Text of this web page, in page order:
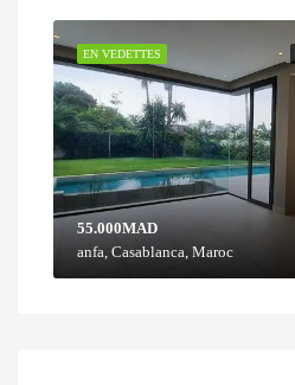
EN VEDETTES
55.000MAD
anfa, Casablanca, Maroc